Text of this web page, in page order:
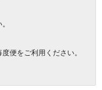
便をご利用ください。